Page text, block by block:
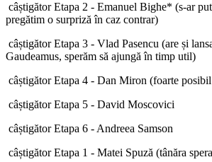
câștigător Etapa 2 - Emanuel Bighe* (s-ar
pregătim o surpriză în caz contrar)
câștigător Etapa 3 - Vlad Pasencu (are și
Gaudeamus, sperăm să ajungă în timp util)
câștigător Etapa 4 - Dan Miron (foarte
câștigător Etapa 5 - David Moscovici
câștigător Etapa 6 - Andreea Samson
câștigător Etapa 1 - Matei Spuză (tânăra